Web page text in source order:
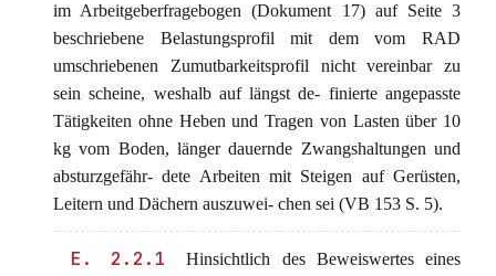
im Arbeitgeberfragebogen (Dokument 17) auf Seite 3
beschriebene Belastungsprofil mit dem vom RAD
umschriebenen Zumutbarkeitsprofil nicht vereinbar zu
sein scheine, weshalb auf längst de- finierte angepasste
Tätigkeiten ohne Heben und Tragen von Lasten über 10
kg vom Boden, länger dauernde Zwangshaltungen und
absturzgefähr- dete Arbeiten mit Steigen auf Gerüsten,
Leitern und Dächern auszuwei- chen sei (VB 153 S. 5).
E. 2.2.1
Hinsichtlich des Beweiswertes eines